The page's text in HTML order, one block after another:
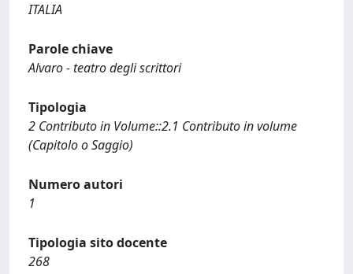
ITALIA
Parole chiave
Alvaro - teatro degli scrittori
Tipologia
2 Contributo in Volume::2.1 Contributo in volume
(Capitolo o Saggio)
Numero autori
1
Tipologia sito docente
268